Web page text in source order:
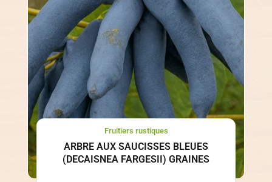
Fruitiers rustiques
ARBRE AUX SAUCISSES BLEUES
(DECAISNEA FARGESII) GRAINES